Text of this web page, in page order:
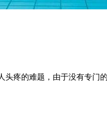
疼的难题，由于没有专